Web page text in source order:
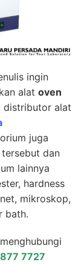
ingin
alat oven
distributor alat
juga
dan
lainnya
hardness
mikroskop,
bath.
7727